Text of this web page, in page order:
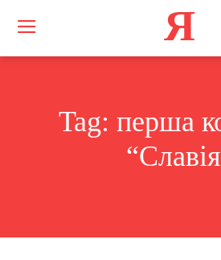
Я
Tag: перша